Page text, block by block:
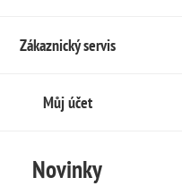
Zákaznický servis
Můj účet
Novinky